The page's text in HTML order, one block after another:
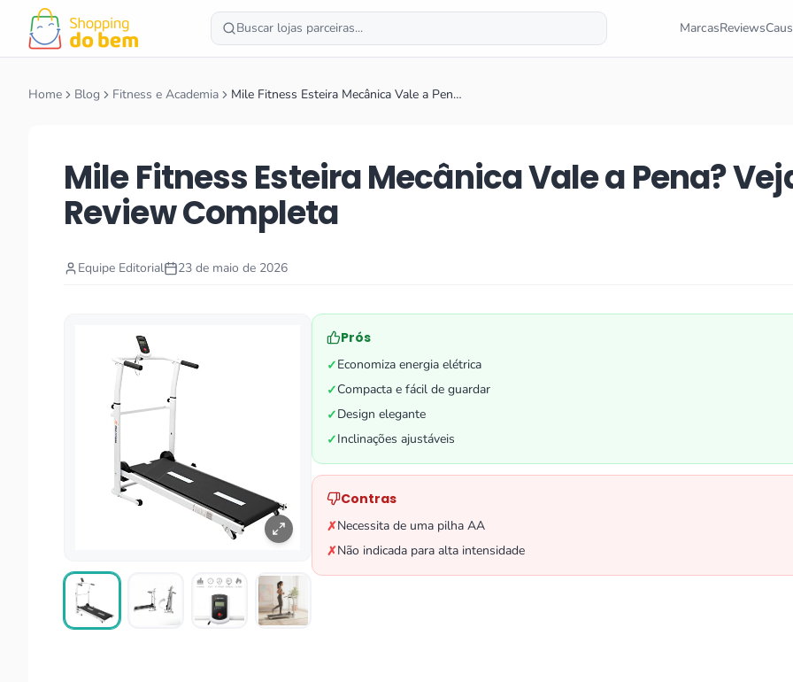
Buscar lojas parceiras... MarcasReviews
Home Blog Fitness e Academia Mile Fitness Esteira Mecânica Vale a Pen…
Mile Fitness Esteira Mecânica Vale a Pena?
Review Completa
Equipe Editorial 23 de maio de 2026
Prós
✓Economiza energia elétrica
✓Compacta e fácil de guardar
✓Design elegante
✓Inclinações ajustáveis
Contras
✗Necessita de uma pilha AA
✗Não indicada para alta intensidade